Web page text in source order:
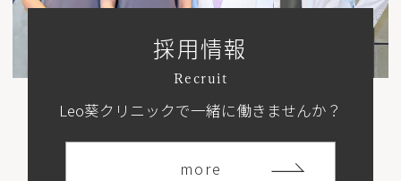
採用情報
Recruit
Leo葵クリニックで一緒に働きませんか？
more